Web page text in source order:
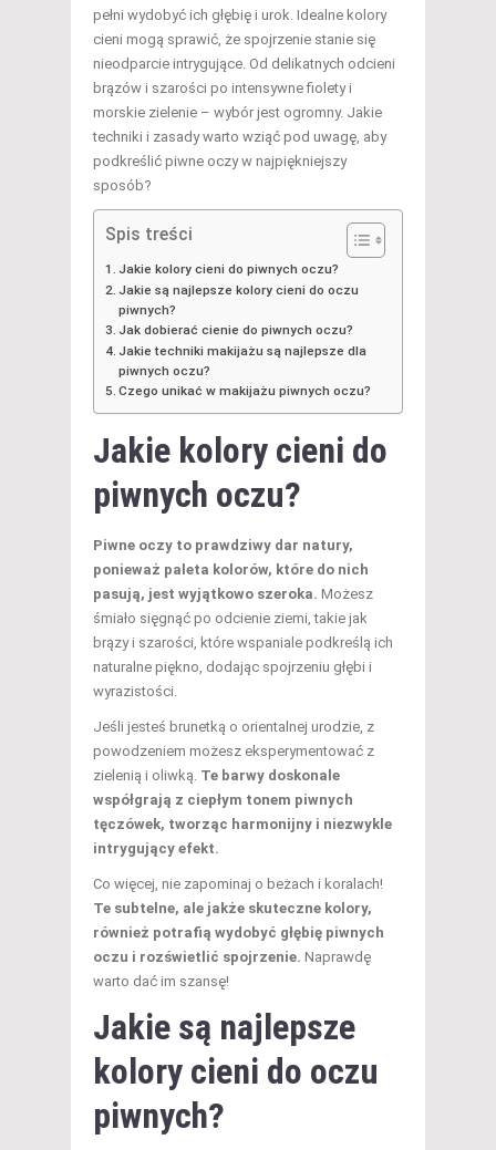
pełni wydobyć ich głębię i urok. Idealne kolory
cieni mogą sprawić, że spojrzenie stanie się
nieodparcie intrygujące. Od delikatnych odcieni
brązów i szarości po intensywne fiolety i
morskie zielenie – wybór jest ogromny. Jakie
techniki i zasady warto wziąć pod uwagę, aby
podkreślić piwne oczy w najpiękniejszy
sposób?
Spis treści
Jakie kolory cieni do piwnych oczu?
Jakie są najlepsze kolory cieni do oczu
piwnych?
Jak dobierać cienie do piwnych oczu?
Jakie techniki makijażu są najlepsze dla
piwnych oczu?
Czego unikać w makijażu piwnych oczu?
Jakie kolory cieni do
piwnych oczu?
Piwne oczy to prawdziwy dar natury,
ponieważ paleta kolorów, które do nich
pasują, jest wyjątkowo szeroka. Możesz
śmiało sięgnąć po odcienie ziemi, takie jak
brązy i szarości, które wspaniale podkreślą ich
naturalne piękno, dodając spojrzeniu głębi i
wyrazistości.
Jeśli jesteś brunetką o orientalnej urodzie, z
powodzeniem możesz eksperymentować z
zielenią i oliwką. Te barwy doskonale
współgrają z ciepłym tonem piwnych
tęczówek, tworząc harmonijny i niezwykle
intrygujący efekt.
Co więcej, nie zapominaj o beżach i koralach!
Te subtelne, ale jakże skuteczne kolory,
również potrafią wydobyć głębię piwnych
oczu i rozświetlić spojrzenie. Naprawdę
warto dać im szansę!
Jakie są najlepsze
kolory cieni do oczu
piwnych?